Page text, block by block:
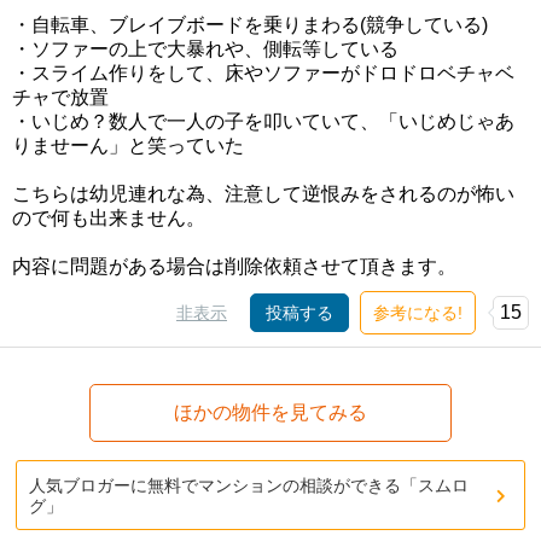
・自転車、ブレイブボードを乗りまわる(競争している)
・ソファーの上で大暴れや、側転等している
・スライム作りをして、床やソファーがドロドロベチャベ
チャで放置
・いじめ？数人で一人の子を叩いていて、「いじめじゃあ
りませーん」と笑っていた
こちらは幼児連れな為、注意して逆恨みをされるのが怖い
ので何も出来ません。
内容に問題がある場合は削除依頼させて頂きます。
非表示 投稿する 参考になる! 15
ほかの物件を見てみる
人気ブロガーに無料でマンションの相談ができる「スムロ
グ」